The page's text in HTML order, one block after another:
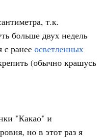
т.к.
больше двух недель
с ранее осветленных
(обычно крашусь
"Какао" и
но в этот раз я